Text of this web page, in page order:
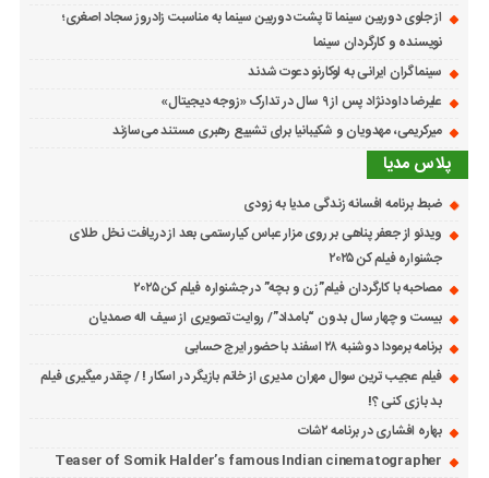
از جلوی دوربین سینما تا پشت دوربین سینما به مناسبت زادروز سجاد اصغری؛
نویسنده و کارگردان سینما
سینماگران ایرانی به لوکارنو دعوت شدند
علیرضا داودنژاد پس از ۹ سال در تدارک «زوجه دیجیتال»
میرکریمی، مهدویان و شکیبانیا برای تشییع رهبری مستند می‌سازند
پلاس مدیا
ضبط برنامه افسانه زندگی مدیا به زودی
ویدئو از جعفر پناهی بر روی مزار عباس کیارستمی بعد از دریافت نخل طلای
جشنواره فیلم کن ۲۰۲۵
مصاحبه با کارگردان فیلم”زن و بچه” در جشنواره فیلم کن ۲۰۲۵
بیست و چهار سال بدون “بامداد”/ روایت تصویری از سیف اله صمدیان
برنامه برمودا دوشنبه ۲۸ اسفند با حضور ایرج حسابی
فیلم عجیب ترین سوال مهران مدیری از خانم بازیگر در اسکار ! / چقدر میگیری فیلم
بد بازی کنی ؟!
بهاره افشاری در برنامه ۲شات
Teaser of Somik Halder’s famous Indian cinematographer